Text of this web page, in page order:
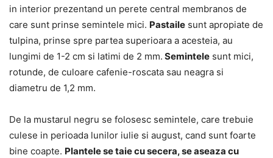
in interior prezentand un perete central membranos de
care sunt prinse semintele mici. Pastaile sunt apropiate de
tulpina, prinse spre partea superioara a acesteia, au
lungimi de 1-2 cm si latimi de 2 mm. Semintele sunt mici,
rotunde, de culoare cafenie-roscata sau neagra si
diametru de 1,2 mm.
De la mustarul negru se folosesc semintele, care trebuie
culese in perioada lunilor iulie si august, cand sunt foarte
bine coapte. Plantele se taie cu secera, se aseaza cu